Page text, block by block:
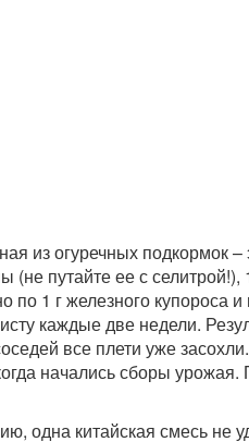
из огуречных подкормок
(не путайте ее с
по 1 г железного купороса
каждые две недели.
все плети уже
начались сборы
одна китайская смесь не